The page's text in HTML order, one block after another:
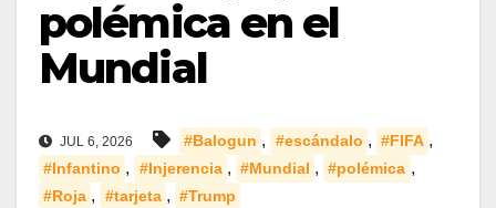
polémica en el
Mundial
JUL 6, 2026 #Balogun , #escándalo , #FIFA ,
#Infantino , #Injerencia , #Mundial , #polémica ,
#Roja , #tarjeta , #Trump